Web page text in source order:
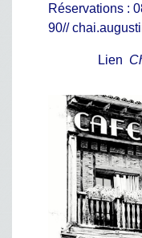
Réservations :
90//
Lien